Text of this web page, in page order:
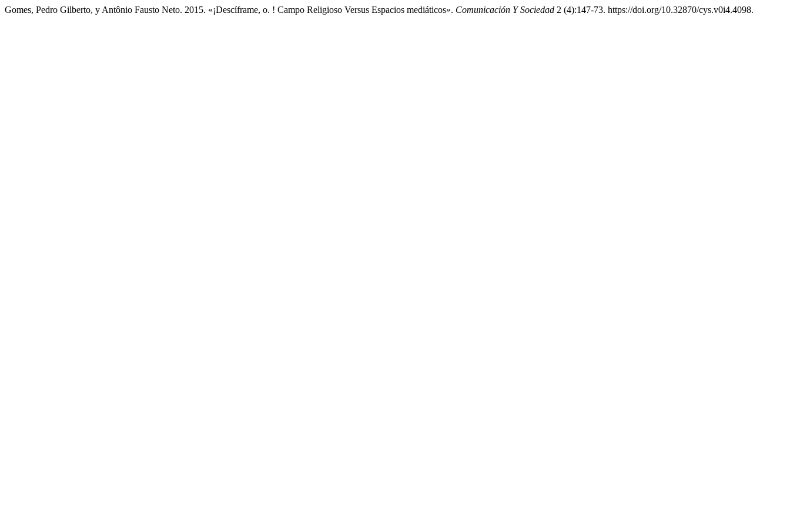
Gomes, Pedro Gilberto, y Antônio Fausto Neto. 2015. «¡Descíframe, o. ! Campo Religioso Versus Espacios mediáticos». Comunicación Y Sociedad 2 (4):147-73. https://doi.org/10.32870/cys.v0i4.4098.